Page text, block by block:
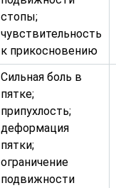
стопы;
чувствительность
к прикосновению
Сильная боль в
пятке;
припухлость;
деформация
пятки;
ограничение
подвижности